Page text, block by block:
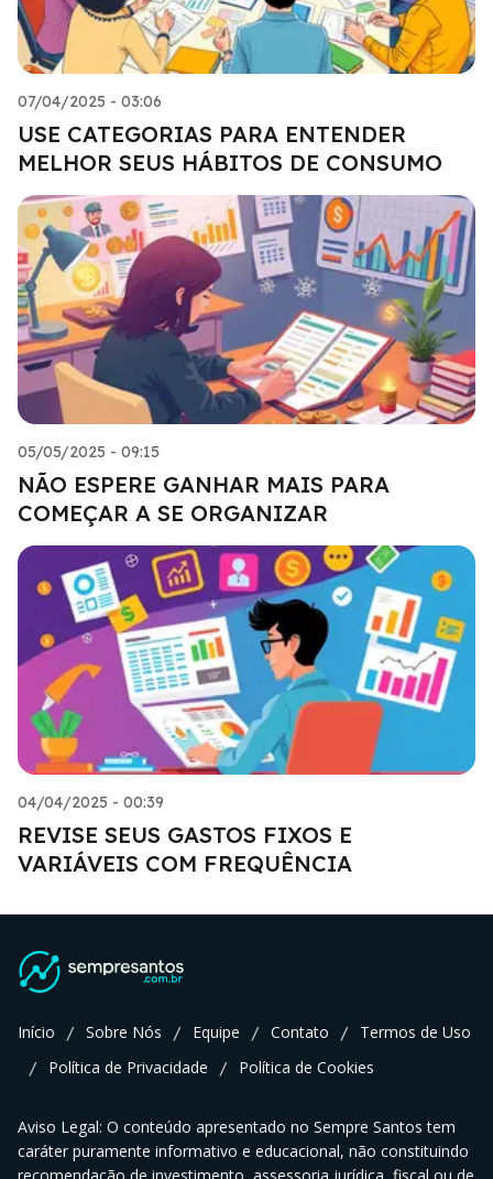
07/04/2025 - 03:06
USE CATEGORIAS PARA ENTENDER
MELHOR SEUS HÁBITOS DE CONSUMO
05/05/2025 - 09:15
NÃO ESPERE GANHAR MAIS PARA
COMEÇAR A SE ORGANIZAR
04/04/2025 - 00:39
REVISE SEUS GASTOS FIXOS E
VARIÁVEIS COM FREQUÊNCIA
Início / Sobre Nós / Equipe / Contato / Termos de Uso
/ Política de Privacidade / Política de Cookies
Aviso Legal: O conteúdo apresentado no Sempre Santos tem
caráter puramente informativo e educacional, não constituindo